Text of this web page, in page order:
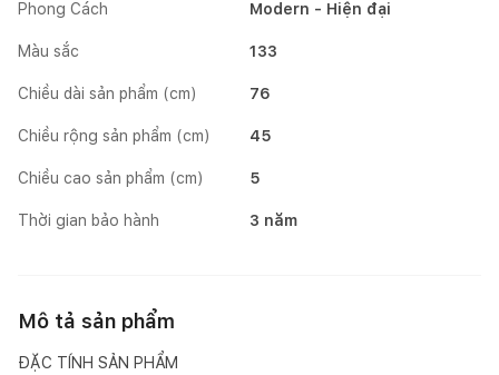
Phong Cách Modern - Hiện đại
Màu sắc 133
Chiều dài sản phẩm (cm) 76
Chiều rộng sản phẩm (cm) 45
Chiều cao sản phẩm (cm) 5
Thời gian bảo hành 3 năm
Mô tả sản phẩm
ĐẶC TÍNH SẢN PHẨM